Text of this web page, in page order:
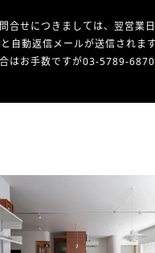
せにつきましては、翌営業
自動返信メールが送信されま
はお手数ですが03-5789-6870